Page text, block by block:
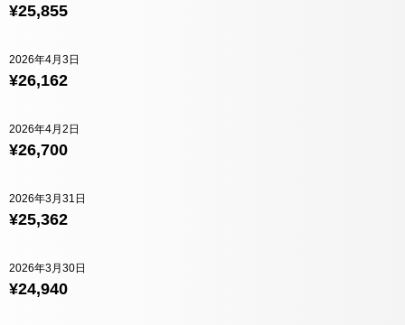
¥25,855
¥26,162
2026年4月3日
¥26,700
2026年4月2日
¥25,362
2026年3月31日
¥24,940
2026年3月30日